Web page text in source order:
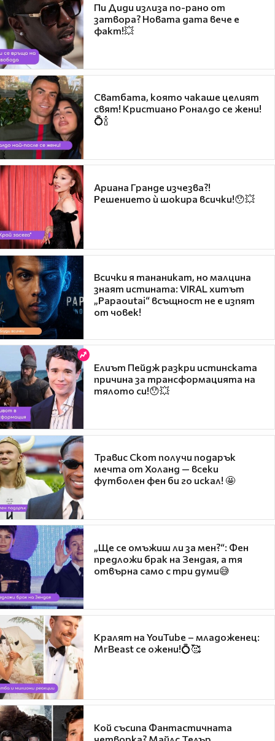
Пи Диди излиза по-рано от
затвора? Новата дата вече е
факт!💥
Сватбата, която чакаше целият
свят! Кристиано Роналдо се жени!
💍🍾
Ариана Гранде изчезва?!
Решението ѝ шокира всички!😯💥
Всички я тананикат, но малцина
знаят истината: VIRAL хитът
„Papaoutai“ всъщност не е изпят
от човек!
Елиът Пейдж разкри истинската
причина за трансформацията на
тялото си!😯💥
Травис Скот получи подарък
мечта от Холанд — всеки
футболен фен би го искал! 🤩
„Ще се омъжиш ли за мен?“: Фен
предложи брак на Зендая, а тя
отвърна само с три думи😅
Кралят на YouTube – младоженец:
MrBeast се ожени!💍🥰
Кой съсипа Фантастичната
четворка? Майлс Телър